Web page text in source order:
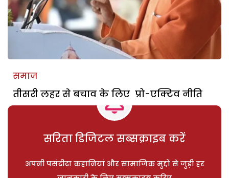
समाज
तीसरी लहर से बचाव के लिए प्रो-एक्टिव नीति
सरिता डिजिटल सब्सक्राइब करें
अपनी पसंदीदा कहानियां और सामाजिक मुद्दों से जुड़ी हर